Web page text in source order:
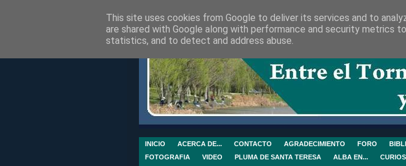
INICIO ACERCA DE... CONTACTO AGRADECIMIENTO FORO
FOTOGRAFIA
VIDEO PLUMA DE SANTA TERESA ALBA EN...
This site uses cookies from Google to deliver its services and to
are shared with Google along with performance and security metrics
statistics, and to detect and address abuse.